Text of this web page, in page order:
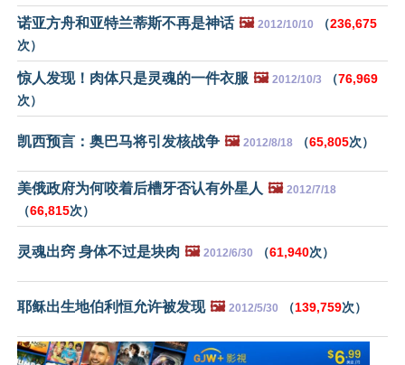
诺亚方舟和亚特兰蒂斯不再是神话 🖼️ 2012/10/10 （236,675
次）
惊人发现！肉体只是灵魂的一件衣服 🖼️ 2012/10/3 （76,969
次）
凯西预言：奥巴马将引发核战争 🖼️ 2012/8/18 （65,805次）
美俄政府为何咬着后槽牙否认有外星人 🖼️ 2012/7/18
（66,815次）
灵魂出窍 身体不过是块肉 🖼️ 2012/6/30 （61,940次）
耶稣出生地伯利恒允许被发现 🖼️ 2012/5/30 （139,759次）